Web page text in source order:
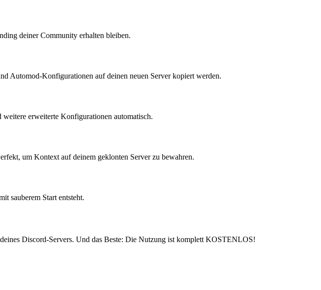
deiner Community erhalten bleiben.
Automod-Konfigurationen auf deinen neuen Server kopiert werden.
erweiterte Konfigurationen automatisch.
um Kontext auf deinem geklonten Server zu bewahren.
sauberem Start entsteht.
Discord-Servers. Und das Beste: Die Nutzung ist komplett KOSTENLOS!